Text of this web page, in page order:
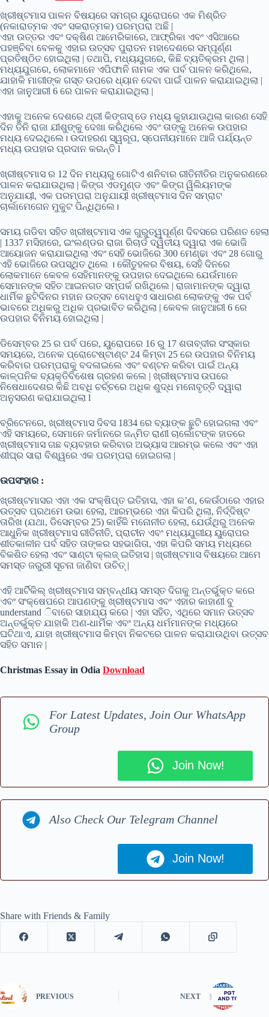
ଖ୍ରୀଷ୍ଟମାସ ପାଳନ ବିଷୟରେ ସମଗ୍ର ୟୁରୋପରେ ଏକ ମିଶ୍ରିତ
(ନକାରାତ୍ମକ ଏବଂ ସକରାତ୍ମକ) ପରମ୍ପରା ଅଛି |
ଏହା ଉତ୍ତର ଏବଂ ଦକ୍ଷିଣ ଆମେରିକାରେ, ଆଫ୍ରିକା ଏବଂ ଏସିଆରେ
ପହଞ୍ଚିବା ବେଳକୁ ଏହାର ଉତ୍ସବ ପୁରାତନ ମହାଦେଶରେ ସମ୍ପୂର୍ଣ୍ଣ
ପ୍ରତିଷ୍ଠିତ ହୋଇଥିଲା | ତଥାପି, ମଧ୍ୟଯୁଗରେ, କିଛି ବ୍ୟତିକ୍ରମ ଥିଲା |
ମଧ୍ୟଯୁଗରେ, ଲୋକମାନେ ଏପିଫାନି ନାମକ ଏକ ପର୍ବ ପାଳନ କରିଥିଲେ,
ଯାହାକି ମାଗୀଙ୍କ ଗସ୍ତ ଉପରେ ଧ୍ୟାନ ଦେବା ପାଇଁ ପାଳନ କରାଯାଇଥିଲା |
ଏହା ଜାନୁଆରୀ 6 ରେ ପାଳନ କରାଯାଇଥିଲା |
ଏହାକୁ ଅନେକ ଦେଶରେ ଥ୍ରୀ କିଙ୍ଗସ୍ ଡେ ମଧ୍ୟ କୁହାଯାଉଥିଲା କାରଣ ସେହି
ଦିନ ତିନି ରାଜା ଯୀଶୁଙ୍କୁ ଦେଖା କରିଥିଲେ ଏବଂ ତାଙ୍କୁ ଅନେକ ଉପହାର
ମଧ୍ୟ ଦେଇଥିଲେ। ଉଦାହରଣ ସ୍ୱରୂପ, ସ୍ପେନୀୟମାନେ ଆଜି ପର୍ଯ୍ୟନ୍ତ
ମଧ୍ୟ ଉପହାର ପ୍ରଦାନ କରନ୍ତି l
ଖ୍ରୀଷ୍ଟମାସ ର 12 ଦିନ ମଧ୍ୟରୁ ଗୋଟିଏ ଶନିବାର ରୀତିନୀତିର ଅନୁକରଣରେ
ପାଳନ କରାଯାଉଥିଲା | କିଙ୍ଗ ଏଡମୁଣ୍ଡ ଏବଂ କିଙ୍ଗ ୱିଲିୟମଙ୍କ
ଅନୁଯାୟୀ, ଏକ ପରମ୍ପରା ଅନୁଯାୟୀ ଖ୍ରୀଷ୍ଟମାସ ଦିନ ସମ୍ରାଟ
ଚାର୍ଲାମେଗେନ ମୁକୁଟ ପିନ୍ଧିଥିଲେ।
ସମୟ ଗଡିବା ସହିତ ଖ୍ରୀଷ୍ଟମାସ ଏକ ଗୁରୁତ୍ୱପୂର୍ଣ୍ଣ ଦିବସରେ ପରିଣତ ହେଲା
| 1337 ମସିହାରେ, ଇଂଲଣ୍ଡର ରାଜା ରିଚାର୍ଡ ଦ୍ୱିତୀୟ ଦ୍ୱାରା ଏକ ଭୋଜି
ଆୟୋଜନ କରାଯାଇଥିଲା ଏବଂ ସେହି ଭୋଜିରେ 300 ମେଣ୍ଢା ଏବଂ 28 ଗୋରୁ
ଏହି ଭୋଜିରେ ଉପସ୍ଥିତ ଥିଲେ । କୌତୁହଳର ବିଷୟ, ସେହି ଦିନରେ
ଲୋକମାନେ କେବଳ ସେହିମାନଙ୍କୁ ଉପହାର ଦେଇଥିଲେ ଯେଉଁମାନେ
ସେମାନଙ୍କ ସହିତ ଆଇନଗତ ସମ୍ପର୍କ ରଖିଥିଲେ | ରାଜାମାନଙ୍କ ଦ୍ୱାରା
ଧାର୍ମିକ ଛୁଟିଦିନର ମହାନ ଉତ୍ସବ ବୋଧହୁଏ ସାଧାରଣ ଲୋକଙ୍କୁ ଏକ ପର୍ବ
ଭାବରେ ଅଧିକରୁ ଅଧିକ ପ୍ରଭାବିତ କରିଥିଲା ​​| କେବଳ ଜାନୁଆରୀ 6 ରେ
ଉପହାର ବିନିମୟ ହୋଇଥିଲା |
ଡିସେମ୍ବର 25 ର ପର୍ବ ପରେ, ୟୁରୋପରେ 16 ରୁ 17 ଶତାବ୍ଦୀର ସଂସ୍କାର
ସମୟରେ, ଅନେକ ପ୍ରୋଟେଷ୍ଟାଣ୍ଟ 24 କିମ୍ବା 25 ରେ ଉପହାର ବିନିମୟ
କରିବାର ପରମ୍ପରାକୁ ବଦଳାଇଲେ ଏବଂ ବଣ୍ଟନ କରିବା ପାଇଁ ଅନ୍ୟ
କାଳ୍ପନିକ ବ୍ୟକ୍ତିବିଶେଷ ଗ୍ରହଣ କଲେ | ଖ୍ରୀଷ୍ଟମାସ ଉପରେ
ନିଷେଧାଦେଶର କିଛି ଅବଧି ଚର୍ଚ୍ଚରେ ଅଧିକ ଶୁଦ୍ଧ ମନୋବୃତ୍ତି ଦ୍ୱାରା
ଅନୁସରଣ କରାଯାଇଥିଲା l
ବ୍ରିଟେନରେ, ଖ୍ରୀଷ୍ଟମାସ ଦିବସ 1834 ରେ ବ୍ୟାଙ୍କ ଛୁଟି ହୋଇଗଲା ଏବଂ
ଏହି ସମୟରେ, ସେମାନେ ଜର୍ମାନରେ ଜନ୍ମିତ ରାଣୀ ଚାର୍ଲୋଟଙ୍କ ହାତରେ
ଖ୍ରୀଷ୍ଟମାସ ଗଛ ବ୍ୟବହାର କରିବାର ଅଭ୍ୟାସ ଆରମ୍ଭ କଲେ ଏବଂ ଏହା
ଶୀଘ୍ର ସାରା ବିଶ୍ୱରେ ଏକ ପରମ୍ପରା ହୋଇଗଲା |
ଉପସଂହାର :
ଖ୍ରୀଷ୍ଟମାସର ଏହା ଏକ ସଂକ୍ଷିପ୍ତ ଇତିହାସ, ଏହା କ’ଣ, କେଉଁଠାରେ ଏହାର
ଉତ୍ସବ ପ୍ରଥମେ ଉଭା ହେଲା, ଆରମ୍ଭରେ ଏହା କିପରି ଥିଲା, ନିର୍ଦ୍ଦିଷ୍ଟ
ତାରିଖ (ଯଥା, ଡିସେମ୍ବର 25) କାହିଁକି ମନୋନୀତ ହେଲା, ଯେଉଁଥିରୁ ଅନେକ
ଆଧୁନିକ ଖ୍ରୀଷ୍ଟମାସ ରୀତିନୀତି, ପ୍ରାଚୀନ ଏବଂ ମଧ୍ୟଯୁଗୀୟ ୟୁରୋପର
ଶୀତକାଳୀନ ପର୍ବ ସହିତ ତାଙ୍କର ସହଭାଗିତା, ଏହା କିପରି ସମୟ ମଧ୍ୟରେ
ବିକଶିତ ହେଲା ଏବଂ ସାଣ୍ଟା କ୍ଲଜ୍ ଇତିହାସ | ଖ୍ରୀଷ୍ଟମାସ ବିଷୟରେ ଆମେ
ସମସ୍ତ ଜରୁରୀ ସୂଚନା ଜାଣିବା ଉଚିତ୍ |
ଏହି ଆର୍ଟିକିଲ୍ ଖ୍ରୀଷ୍ଟମାସ ସମ୍ବନ୍ଧୀୟ ସମସ୍ତ ଦିଗକୁ ଅନ୍ତର୍ଭୁକ୍ତ କରେ
ଏବଂ ସଂକ୍ଷେପରେ ଆପଣଙ୍କୁ ଖ୍ରୀଷ୍ଟମାସ ଏବଂ ଏହାର କାହାଣୀ ବୁ
understand ିବାରେ ସାହାଯ୍ୟ କରେ | ଏହା ସହିତ, ଏଥିରେ ସମାନ ଉତ୍ସବ
ଅନ୍ତର୍ଭୁକ୍ତ ଯାହାକି ଅଣ-ଧାର୍ମିକ ଏବଂ ଅନ୍ୟ ଧର୍ମମାନଙ୍କ ମଧ୍ୟରେ
ଘଟିଥାଏ, ଯାହା ଖ୍ରୀଷ୍ଟମାସ କିମ୍ବା ନିକଟରେ ପାଳନ କରାଯାଉଥିବା ଉତ୍ସବ
ସହିତ ସମାନ |
Christmas Essay in Odia Download
For Latest Updates, Join Our WhatsApp
Group
Join Now!
Also Check Our Telegram Channel
Join Now!
Share with Friends & Family
PREVIOUS NEXT